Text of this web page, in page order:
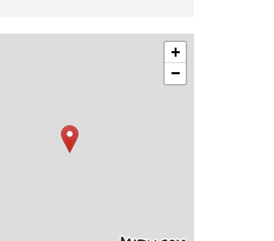
+
−